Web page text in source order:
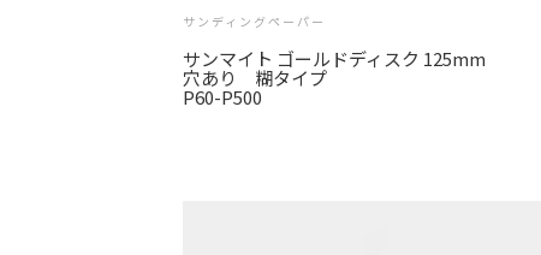
サンディングペーパー
サンマイト ゴールドディスク 125mm
穴あり 糊タイプ
P60-P500